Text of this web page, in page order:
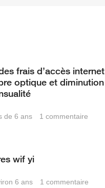
frais d’accès internet
optique et diminution
de 6 ans
1commentaire
wif yi
6 ans
1commentaire